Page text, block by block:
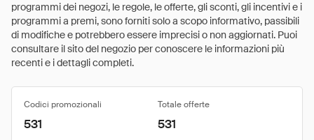
programmi dei negozi, le regole, le offerte, gli sconti, gli incentivi e i
programmi a premi, sono forniti solo a scopo informativo, passibili
di modifiche e potrebbero essere imprecisi o non aggiornati. Puoi
consultare il sito del negozio per conoscere le informazioni più
recenti e i dettagli completi.
Codici promozionali Totale offerte
531 531